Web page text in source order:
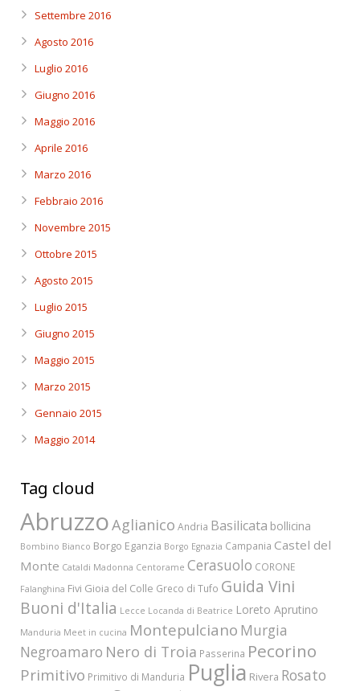
Settembre 2016
Agosto 2016
Luglio 2016
Giugno 2016
Maggio 2016
Aprile 2016
Marzo 2016
Febbraio 2016
Novembre 2015
Ottobre 2015
Agosto 2015
Luglio 2015
Giugno 2015
Maggio 2015
Marzo 2015
Gennaio 2015
Maggio 2014
Tag cloud
AbruzzoAglianico Andria Basilicata bollicina
Bombino Bianco Borgo Eganzia Borgo Egnazia Campania Castel del
Monte Cataldi Madonna Centorame Cerasuolo CORONE
Falanghina Fivi Gioia del Colle Greco di Tufo Guida Vini
Buoni d'Italia Lecce Locanda di Beatrice Loreto Aprutino
Manduria Meet in cucina Montepulciano Murgia
Negroamaro Nero di Troia Passerina Pecorino
Primitivo Primitivo di Manduria Puglia Rivera Rosato